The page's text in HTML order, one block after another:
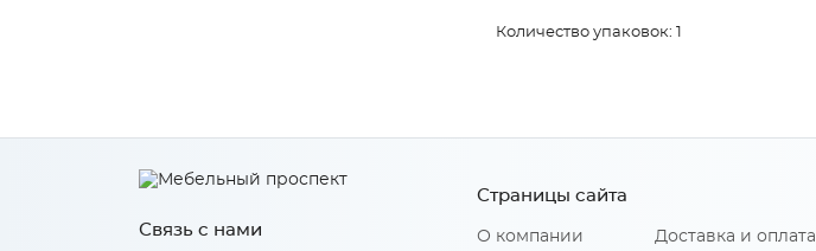
Количество упаковок: 1
Связь с нами
Страницы сайта
О компании Доставка и оплата